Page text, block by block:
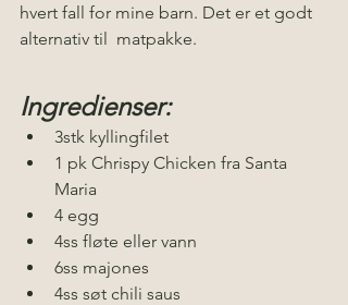
hvert fall for mine barn. Det er et godt
alternativ til  matpakke.
Ingredienser:
3stk kyllingfilet
1 pk Chrispy Chicken fra Santa
Maria
4 egg
4ss fløte eller vann
6ss majones
4ss søt chili saus